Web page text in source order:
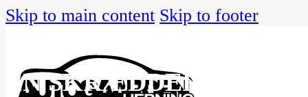
Skip to main content Skip to footer
EN SKRÆDDERSYET